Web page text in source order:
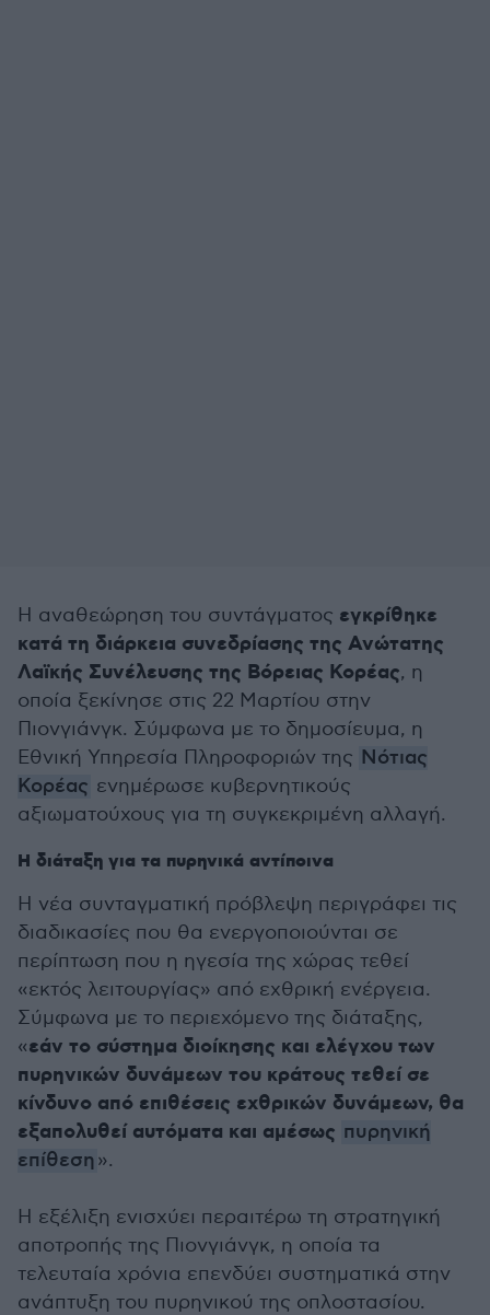
Η αναθεώρηση του συντάγματος εγκρίθηκε
κατά τη διάρκεια συνεδρίασης της Ανώτατης
Λαϊκής Συνέλευσης της Βόρειας Κορέας, η
οποία ξεκίνησε στις 22 Μαρτίου στην
Πιονγιάνγκ. Σύμφωνα με το δημοσίευμα, η
Εθνική Υπηρεσία Πληροφοριών της Νότιας
Κορέας ενημέρωσε κυβερνητικούς
αξιωματούχους για τη συγκεκριμένη αλλαγή.
Η διάταξη για τα πυρηνικά αντίποινα
Η νέα συνταγματική πρόβλεψη περιγράφει τις
διαδικασίες που θα ενεργοποιούνται σε
περίπτωση που η ηγεσία της χώρας τεθεί
«εκτός λειτουργίας» από εχθρική ενέργεια.
Σύμφωνα με το περιεχόμενο της διάταξης,
«εάν το σύστημα διοίκησης και ελέγχου των
πυρηνικών δυνάμεων του κράτους τεθεί σε
κίνδυνο από επιθέσεις εχθρικών δυνάμεων, θα
εξαπολυθεί αυτόματα και αμέσως πυρηνική
επίθεση».
Η εξέλιξη ενισχύει περαιτέρω τη στρατηγική
αποτροπής της Πιονγιάνγκ, η οποία τα
τελευταία χρόνια επενδύει συστηματικά στην
ανάπτυξη του πυρηνικού της οπλοστασίου.